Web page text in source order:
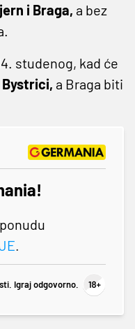
i Braga, a bez
studenog, kad će
Bystrici, a Braga biti
.
Igraj odgovorno.